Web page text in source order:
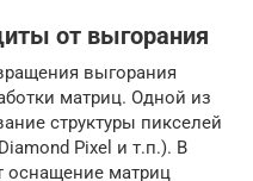
от выгорания
выгорания
матриц. Одной из
структуры пикселей
Pixel и т.п.). В
оснащение матриц